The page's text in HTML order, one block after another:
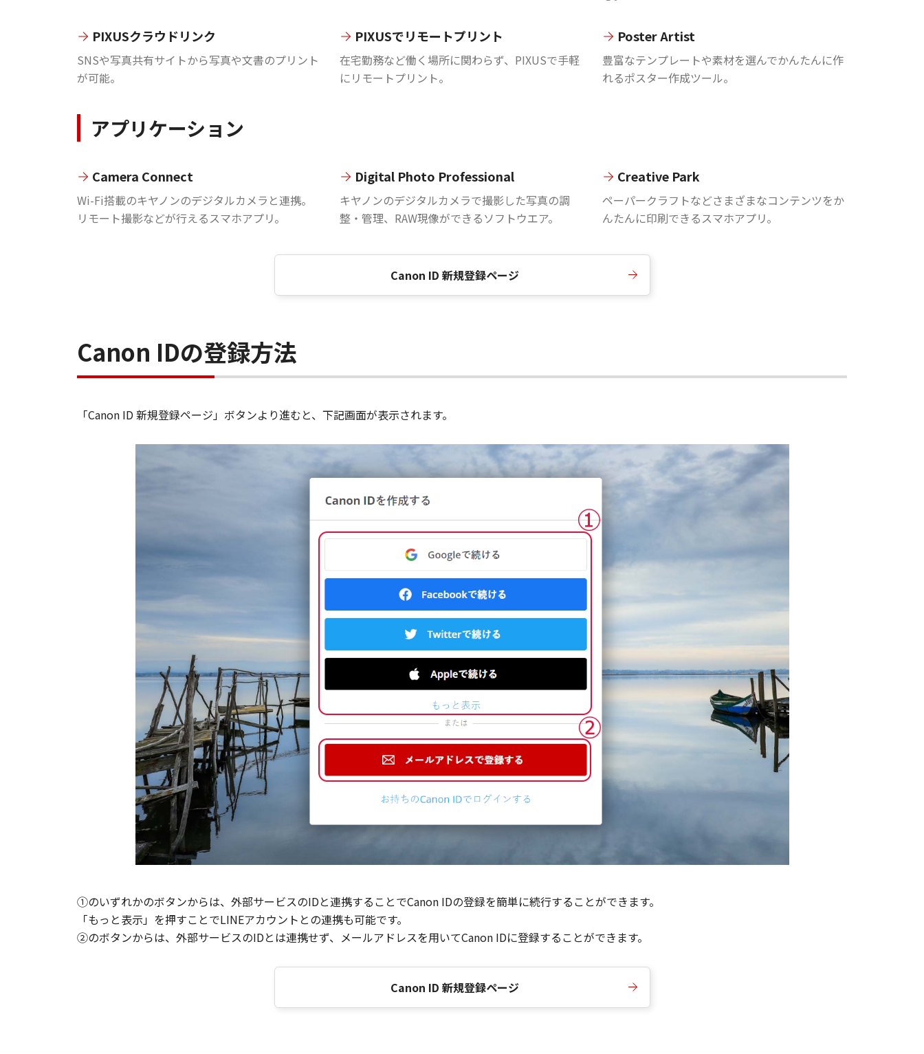
PIXUSクラウドリンク
SNSや写真共有サイトから写真や文書のプリント
が可能。
PIXUSでリモートプリント
在宅勤務など働く場所に関わらず、PIXUSで手軽
にリモートプリント。
Poster Artist
豊富なテンプレートや素材を選んでかんたんに作
れるポスター作成ツール。
アプリケーション
Camera Connect
Wi-Fi搭載のキヤノンのデジタルカメラと連携。
リモート撮影などが行えるスマホアプリ。
Digital Photo Professional
キヤノンのデジタルカメラで撮影した写真の調
整・管理、RAW現像ができるソフトウエア。
Creative Park
ペーパークラフトなどさまざまなコンテンツをか
んたんに印刷できるスマホアプリ。
Canon ID 新規登録ページ
Canon IDの登録方法
「Canon ID 新規登録ページ」ボタンより進むと、下記画面が表示されます。
①のいずれかのボタンからは、外部サービスのIDと連携することでCanon IDの登録を簡単に続行することができます。
「もっと表示」を押すことでLINEアカウントとの連携も可能です。
②のボタンからは、外部サービスのIDとは連携せず、メールアドレスを用いてCanon IDに登録することができます。
Canon ID 新規登録ページ